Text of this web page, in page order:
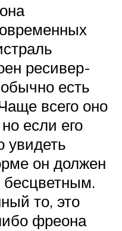
ресивер-
есть
всего оно
если его
увидеть
он должен
то, это
фреона